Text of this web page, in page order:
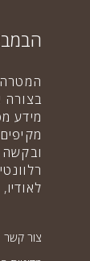
המטרה
בצורה
מידע
ובקשה
צור קשר